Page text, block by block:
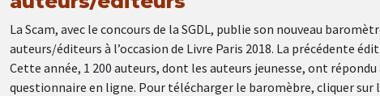
La Scam, avec le concours de la SGDL, publie son nouveau
auteurs/éditeurs à l’occasion de Livre Paris 2018. La précédente
Cette année, 1 200 auteurs, dont les auteurs jeunesse, ont répondu
questionnaire en ligne. Pour télécharger le baromèbre, cliquer sur